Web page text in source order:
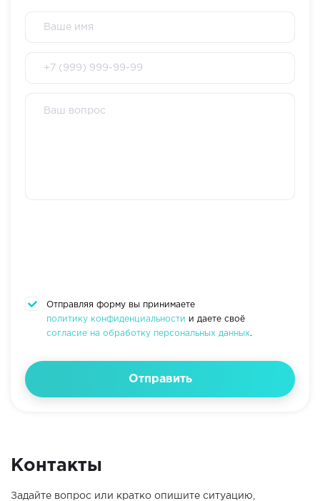
Контакты
Задайте вопрос или кратко опишите ситуацию,
Отправляя форму вы принимаете
политику конфиденциальности и даете своё
согласие на обработку персональных данных.
Отправить